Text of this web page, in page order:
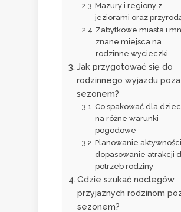
Mazury i regiony z
jeziorami oraz
Zabytkowe miasta i
znane miejsca na
rodzinne wycieczki
Jak przygotować się do
rodzinnego wyjazdu poza
sezonem?
Co spakować dla
na różne warunki
pogodowe
Planowanie
dopasowanie atrakcji
potrzeb rodziny
Gdzie szukać noclegów
przyjaznych rodzinom
sezonem?